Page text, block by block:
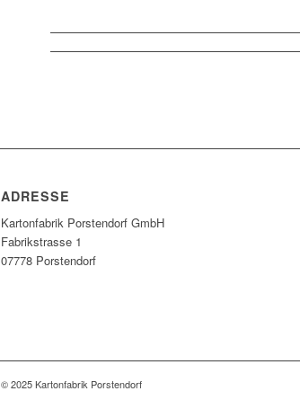
ADRESSE
Kartonfabrik Porstendorf GmbH
Fabrikstrasse 1
07778 Porstendorf
© 2025 Kartonfabrik Porstendorf